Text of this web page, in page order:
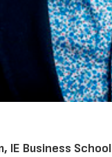
IE Business School